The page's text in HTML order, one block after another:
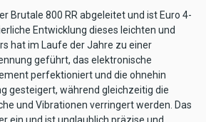
Brutale 800 RR abgeleitet und ist Euro 4-
Entwicklung dieses leichten und
hat im Laufe der Jahre zu einer
geführt, das elektronische
perfektioniert und die ohnehin
gesteigert, während gleichzeitig die
und Vibrationen verringert werden. Das
ein und ist unglaublich präzise und